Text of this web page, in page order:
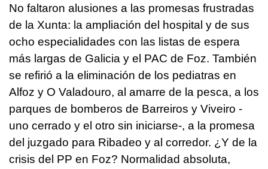
No faltaron alusiones a las promesas frustradas
de la Xunta: la ampliación del hospital y de sus
ocho especialidades con las listas de espera
más largas de Galicia y el PAC de Foz. También
se refirió a la eliminación de los pediatras en
Alfoz y O Valadouro, al amarre de la pesca, a los
parques de bomberos de Barreiros y Viveiro -
uno cerrado y el otro sin iniciarse-, a la promesa
del juzgado para Ribadeo y al corredor. ¿Y de la
crisis del PP en Foz? Normalidad absoluta,